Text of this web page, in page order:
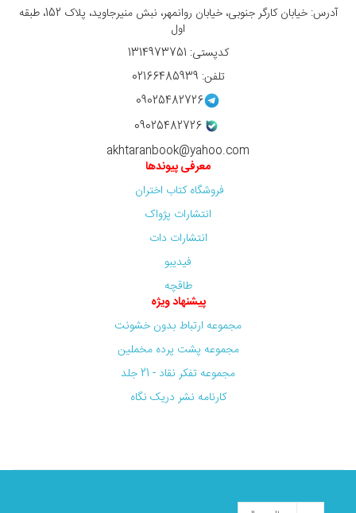
آدرس: خیابان کارگر جنوبی، خیابان روانمهر، نبش منیرجاوید، پلاک 152، طبقه
اول
کدپستی: 1314973751
تلفن: 02166485939
09025482726
09025482726
akhtaranbook@yahoo.com
معرفی پیوندها
فروشگاه کتاب اختران
انتشارات پژواک
انتشارات دات
فیدیبو
طاقچه
پیشنهاد ویژه
مجموعه ارتباط بدون خشونت
مجموعه پشت پرده مخملین
مجموعه تفکر نقاد - 21 جلد
کارنامه نشر دریک نگاه